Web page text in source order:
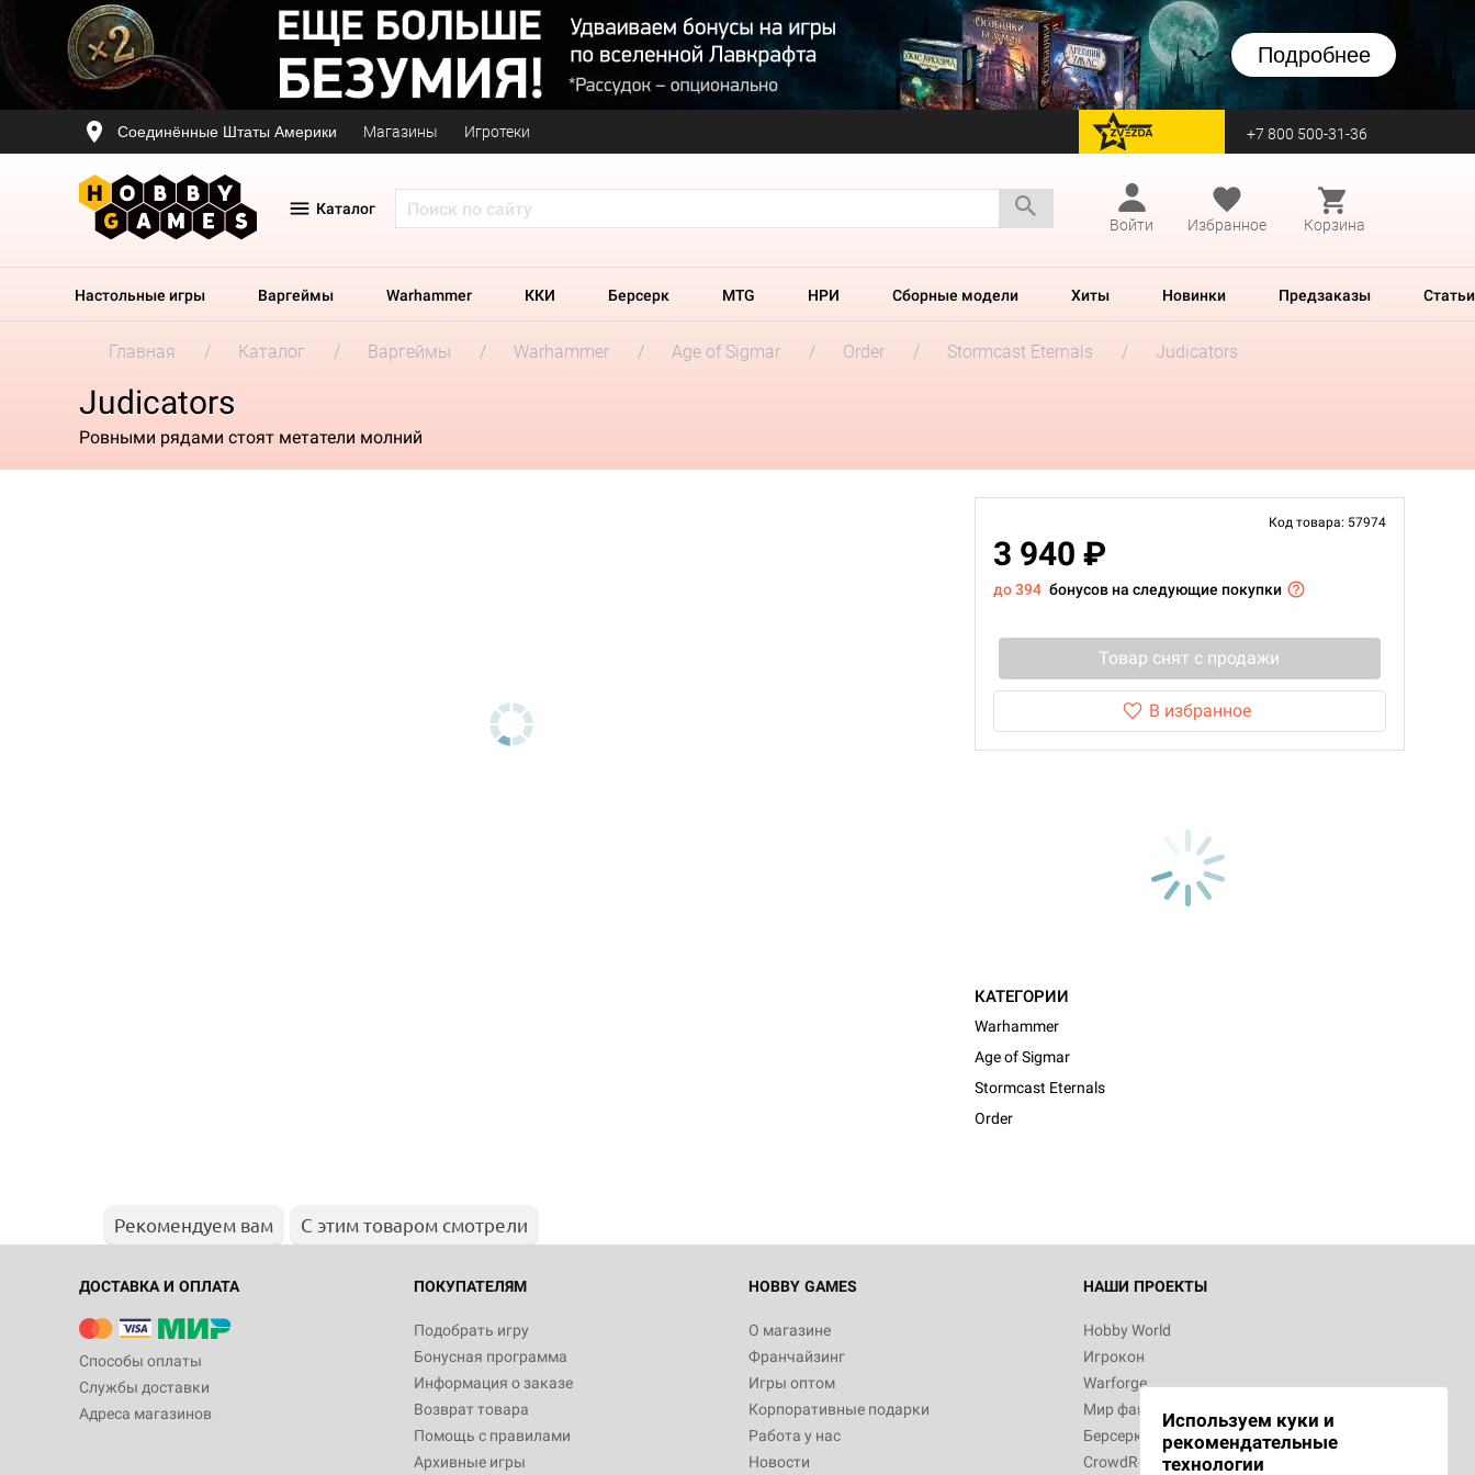
Подробнее
Соединённые Штаты Америки Магазины Игротеки перейти на Zvezda +7 800 500-31-36
Каталог
Войти
Избранное Корзина
Настольные игры Варгеймы Warhammer ККИ Берсерк MTG НРИ Сборные модели Хиты Новинки Предзаказы Статьи
Главная Каталог Варгеймы Warhammer Age of Sigmar Order Stormcast Eternals Judicators
Judicators
Ровными рядами стоят метатели молний
Код товара: 57974
3 940 ₽
до 394 бонусов на следующие покупки
Товар снят с продажи
В избранное
КАТЕГОРИИ
Warhammer
Age of Sigmar
Stormcast Eternals
Order
Рекомендуем вам С этим товаром смотрели
ДОСТАВКА И ОПЛАТА
Способы оплаты
Службы доставки
Адреса магазинов
ПОКУПАТЕЛЯМ
Подобрать игру
Бонусная программа
Информация о заказе
Возврат товара
Помощь с правилами
Архивные игры
HOBBY GAMES
О магазине
Франчайзинг
Игры оптом
Корпоративные подарки
Работа у нас
Новости
НАШИ ПРОЕКТЫ
Hobby World
Игрокон
Warforge
Мир фантастики
Берсерк
CrowdRepublic
Используем куки и
рекомендательные
технологии